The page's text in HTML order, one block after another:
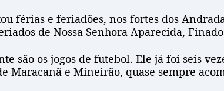
férias e feriadões, nos fortes dos
de Nossa Senhora Aparecida,
são os jogos de futebol. Ele já foi seis
Maracanã e Mineirão, quase sempre